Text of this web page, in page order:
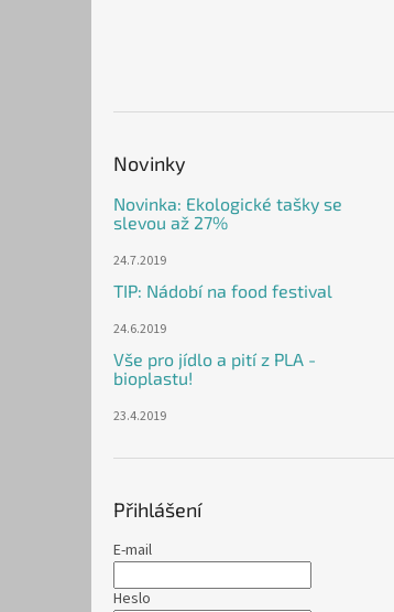
Novinky
Novinka: Ekologické tašky se
slevou až 27%
24.7.2019
TIP: Nádobí na food festival
24.6.2019
Vše pro jídlo a pití z PLA -
bioplastu!
23.4.2019
Přihlášení
E-mail
Heslo